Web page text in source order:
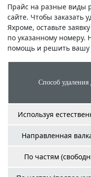
Прайс на разные виды
сайте. Чтобы заказать
Яхроме, оставьте
по указанному
помощь и решить вашу
Способ удаления
Используя
Направленная
По частям